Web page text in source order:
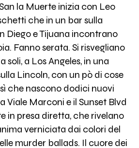
la Muerte inizia con Leo
che in un bar sulla
Diego e Tijuana incontrano
Fanno serata. Si risvegliano
soli, a Los Angeles, in una
Lincoln, con un pò di cose
che nascono dodici nuovi
Viale Marconi e il Sunset Blvd
in presa diretta, che rivelano
verniciata dai colori del
murder ballads. Il cuore dei